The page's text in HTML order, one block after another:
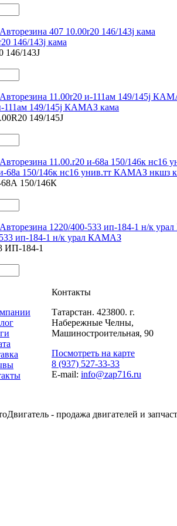
146/143j кама
146/143J
111ам 149/145j КАМАЗ кама
149/145J
68а 150/146к нс16 унив.тт КАМАЗ нкшз
150/146К
533 ип-184-1 н/к урал КАМАЗ
ИП-184-1
Контакты
Татарстан. 423800. г.
Набережные Челны,
Машиностроительная, 90
Посмотреть на карте
8 (937) 527-33-33
E-mail: info@zap716.ru
- продажа двигателей и